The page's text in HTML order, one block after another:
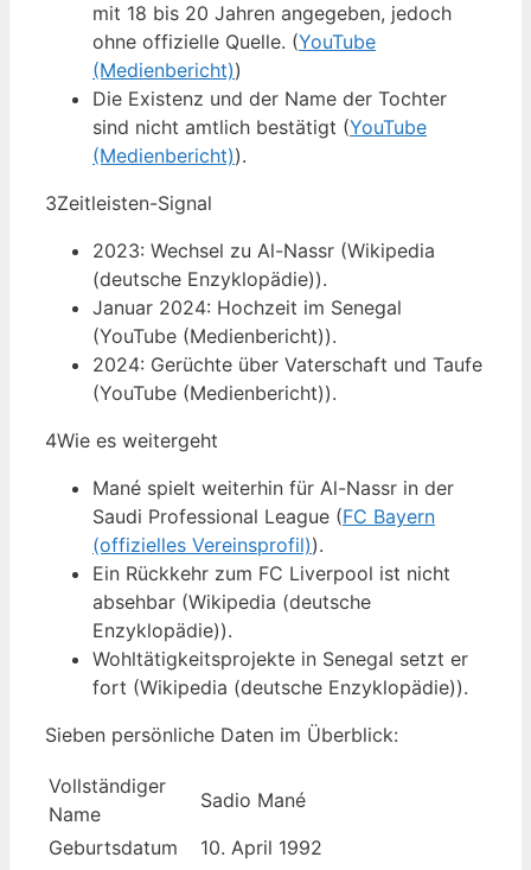
mit 18 bis 20 Jahren angegeben, jedoch
ohne offizielle Quelle. (YouTube
(Medienbericht))
Die Existenz und der Name der Tochter
sind nicht amtlich bestätigt (YouTube
(Medienbericht)).
3Zeitleisten-Signal
2023: Wechsel zu Al-Nassr (Wikipedia
(deutsche Enzyklopädie)).
Januar 2024: Hochzeit im Senegal
(YouTube (Medienbericht)).
2024: Gerüchte über Vaterschaft und Taufe
(YouTube (Medienbericht)).
4Wie es weitergeht
Mané spielt weiterhin für Al-Nassr in der
Saudi Professional League (FC Bayern
(offizielles Vereinsprofil)).
Ein Rückkehr zum FC Liverpool ist nicht
absehbar (Wikipedia (deutsche
Enzyklopädie)).
Wohltätigkeitsprojekte in Senegal setzt er
fort (Wikipedia (deutsche Enzyklopädie)).
Sieben persönliche Daten im Überblick:
Vollständiger
Name
Sadio Mané
Geburtsdatum
10. April 1992